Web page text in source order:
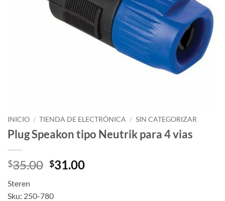
INICIO / TIENDA DE ELECTRÓNICA / SIN CATEGORIZAR
Plug Speakon tipo Neutrik para 4 vias
$35.00 $31.00
Steren
Sku: 250-780